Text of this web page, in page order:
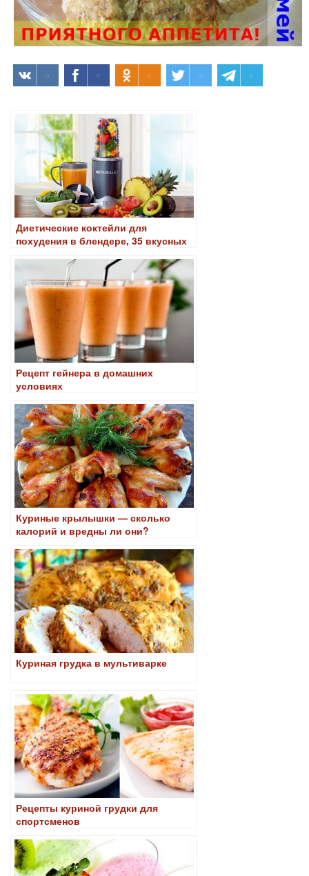
Диетические коктейли для
похудения в блендере, 35 вкусных
Рецепт гейнера в домашних
условиях
Куриные крылышки — сколько
калорий и вредны ли они?
Куриная грудка в мультиварке
Рецепты куриной грудки для
спортсменов